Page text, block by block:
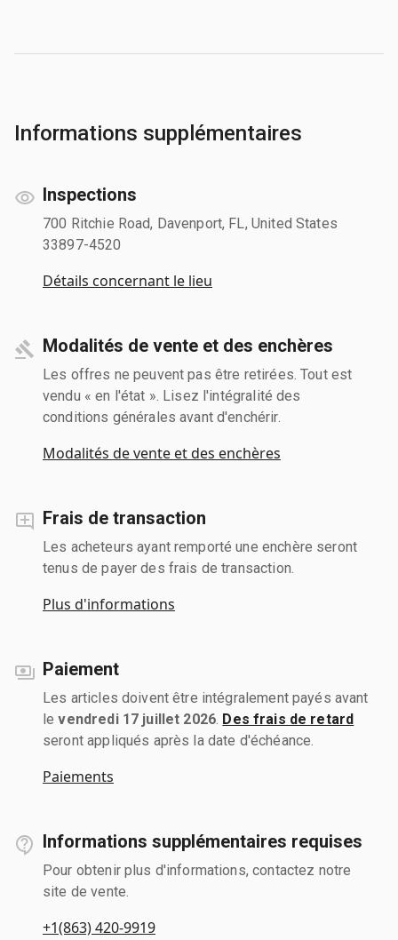
Informations supplémentaires
Inspections
700 Ritchie Road, Davenport, FL, United States
33897-4520
Détails concernant le lieu
Modalités de vente et des enchères
Les offres ne peuvent pas être retirées. Tout est
vendu « en l'état ». Lisez l'intégralité des
conditions générales avant d'enchérir.
Modalités de vente et des enchères
Frais de transaction
Les acheteurs ayant remporté une enchère seront
tenus de payer des frais de transaction.
Plus d'informations
Paiement
Les articles doivent être intégralement payés avant
levendredi 17 juillet 2026 Des frais de retard
seront appliqués après la date d'échéance.
Paiements
Informations supplémentaires requises
Pour obtenir plus d'informations, contactez notre
site de vente.
+1(863) 420-9919